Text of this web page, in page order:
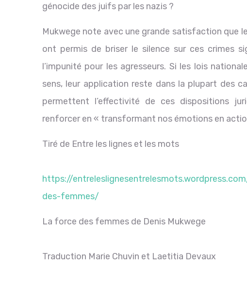
génocide des juifs par les nazis ?
Mukwege note avec une grande satisfaction que
ont permis de briser le silence sur ces crimes
l’impunité pour les agresseurs. Si les lois
sens, leur application reste dans la plupart des
permettent l’effectivité de ces dispositions
renforcer en « transformant nos émotions en
Tiré de Entre les lignes et les mots
https://
des-femmes/
La force des femmes de Denis Mukwege
Traduction Marie Chuvin et Laetitia Devaux